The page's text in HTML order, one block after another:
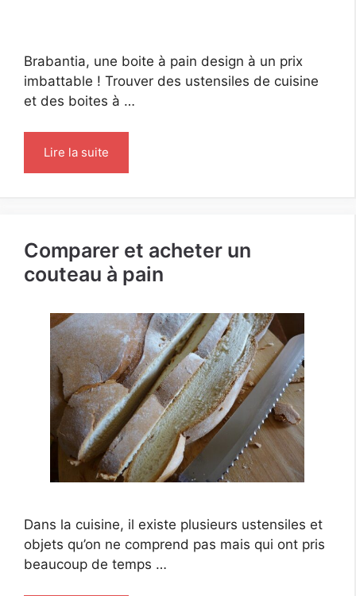
Brabantia, une boite à pain design à un prix
imbattable ! Trouver des ustensiles de cuisine
et des boites à …
Lire la suite
Comparer et acheter un
couteau à pain
Dans la cuisine, il existe plusieurs ustensiles et
objets qu’on ne comprend pas mais qui ont pris
beaucoup de temps …